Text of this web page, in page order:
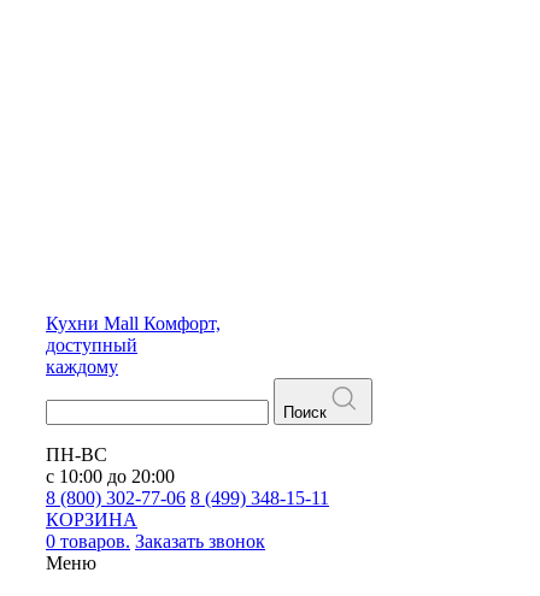
Кухни Mall Комфорт,
доступный
каждому
Поиск
ПН-ВС
с 10:00 до 20:00
8 (800) 302-77-06 8 (499) 348-15-11
КОРЗИНА
0 товаров. Заказать звонок
Меню